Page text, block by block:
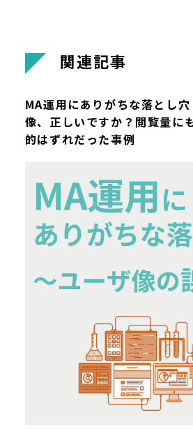
関連記事
MA運用にありがちな落とし
像、正しいですか？閲覧量に
的はずれだった事例